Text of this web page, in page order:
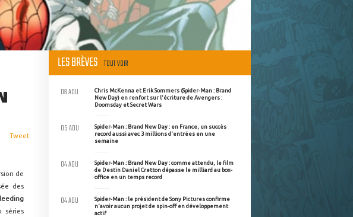
Tweet
de
des
séries
LES BRÈVES TOUT VOIR
Chris McKenna et Erik Sommers (Spider-Man : Brand
New Day) en renfort sur l'écriture de Avengers :
Doomsday et Secret Wars
06 AOU
Spider-Man : Brand New Day : en France, un succès
record aussi avec 3 millions d'entrées en une
semaine
05 AOU
Spider-Man : Brand New Day : comme attendu, le film
de Destin Daniel Cretton dépasse le milliard au box-
office en un temps record
04 AOU
Spider-Man : le président de Sony Pictures confirme
n'avoir aucun projet de spin-off en développement
actif
04 AOU